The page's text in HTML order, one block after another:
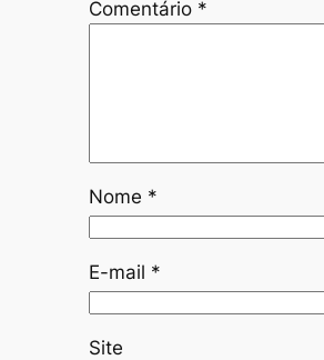
Comentário *
Nome *
E-mail *
Site